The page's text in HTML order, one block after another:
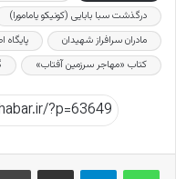
درگذشت سبا بابایی (کونیکو‌ یامامورا)
مادران سرافراز شهیدان
کتاب «مهاجر سرزمین آفتاب»
اشتراک گذاری از طریق ایمیل